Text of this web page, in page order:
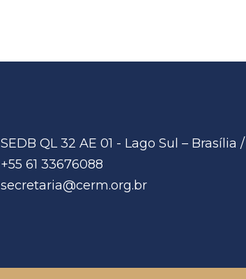
SEDB QL 32 AE 01 - Lago Sul – Brasília
+55 61 33676088
secretaria@cerm.org.br